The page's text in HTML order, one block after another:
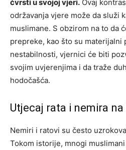
čvrsti u svojoj vjeri. Ovaj
održavanja vjere može da služi
muslimane. S obzirom na to da
prepreke, kao što su materijalni
nestabilnosti, vjernici će biti
svojim uvjerenjima i da traže
hodočašća.
Utjecaj rata i nemira
Nemiri i ratovi su često
Tokom istorije, mnogi